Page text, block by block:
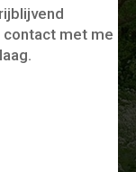
contact met me